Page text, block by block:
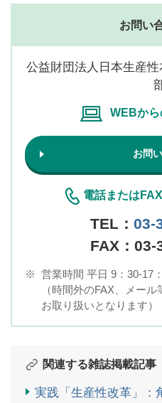
お問い
公益財団法人日本生産
WEBから
お問
電話または
TEL： 03-
FAX：03-
※ 営業時間 平日 9：30-17
（時間外のFAX、メー
お取り扱いとなります）
関連する雑誌掲載記事
実践「生産性改革」：